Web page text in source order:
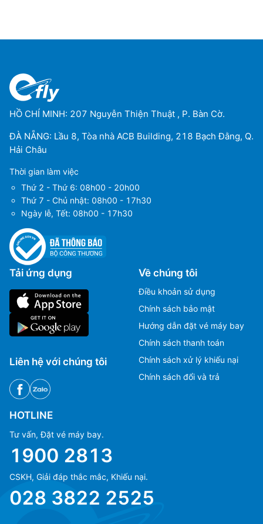
HỒ CHÍ MINH: 207 Nguyễn Thiện Thuật , P. Bàn Cờ.
ĐÀ NẴNG: Lầu 8, Tòa nhà ACB Building, 218 Bạch Đằng, Q.
Hải Châu
Thời gian làm việc
Thứ 2 - Thứ 6: 08h00 - 20h00
Thứ 7 - Chủ nhật: 08h00 - 17h30
Ngày lễ, Tết: 08h00 - 17h30
Tải ứng dụng
Liên hệ với chúng tôi
Về chúng tôi
Điều khoản sử dụng
Chính sách bảo mật
Hướng dẫn đặt vé máy bay
Chính sách thanh toán
Chính sách xử lý khiếu nại
Chính sách đổi và trả
HOTLINE
Tư vấn, Đặt vé máy bay.
1900 2813
CSKH, Giải đáp thắc mắc, Khiếu nại.
028 3822 2525
(+84) 70 854 1213